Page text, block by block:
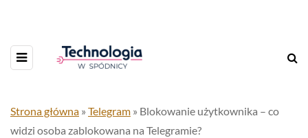
Strona główna » Telegram » Blokowanie użytkownika – co
widzi osoba zablokowana na Telegramie?